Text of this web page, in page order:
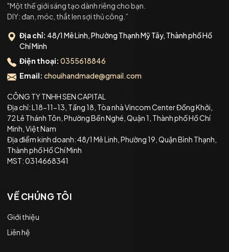
"Một thế giới sáng tạo dành riêng cho bạn.
DIY: đan, móc, thắt len sợi thủ công.”
Địa chỉ: 48/1 Mê Linh, Phường Thạnh Mỹ Tây, Thành phố Hồ
Chí Minh
Điện thoại: 0355618846
Email: chouihandmade@gmail.com
CÔNG TY TNHH SEN CAPITAL
Địa chỉ: L18-11-13, Tầng 18, Tòa nhà Vincom Center Đồng Khởi,
72 Lê Thánh Tôn, Phường Bến Nghé, Quận 1, Thành phố Hồ Chí
Minh, Việt Nam
Địa điểm kinh doanh: 48/1 Mê Linh, Phường 19, Quận Bình Thạnh,
Thành phố Hồ Chí Minh
MST: 0314668341
VỀ CHÚNG TÔI
Giới thiệu
Liên hệ